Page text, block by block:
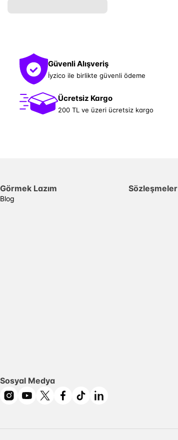
Güvenli Alışveriş
İyzico ile birlikte güvenli ödeme
Ücretsiz Kargo
200 TL ve üzeri ücretsiz kargo
Görmek Lazım
Blog
Sözleşmeler
Sosyal Medya